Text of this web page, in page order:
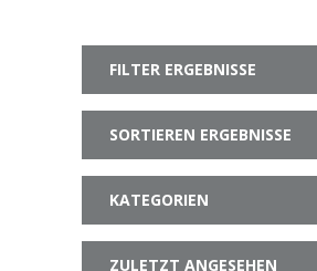
FILTER ERGEBNISSE
SORTIEREN ERGEBNISSE
KATEGORIEN
ZULETZT ANGESEHEN